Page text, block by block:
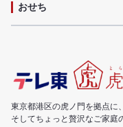
おせち
東京都港区の虎ノ門を拠点に
そしてちょっと贅沢なご家庭